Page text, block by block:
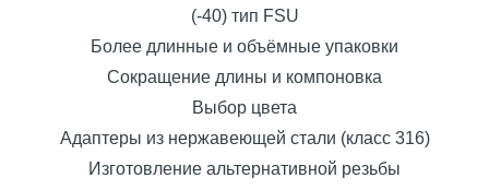
(-40) тип FSU
Более длинные и объёмные упаковки
Сокращение длины и компоновка
Выбор цвета
Адаптеры из нержавеющей стали (класс 316)
Изготовление альтернативной резьбы